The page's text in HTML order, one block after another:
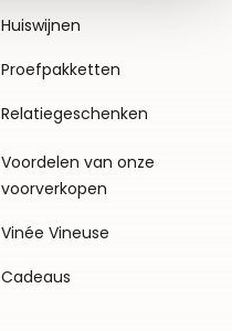
Huiswijnen
Proefpakketten
Relatiegeschenken
Voordelen van onze
voorverkopen
Vinée Vineuse
Cadeaus